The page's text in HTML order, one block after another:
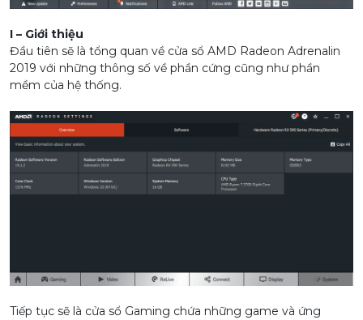
I – Giới thiệu
Đầu tiên sẽ là tổng quan về cửa sổ AMD Radeon Adrenalin
2019 với những thông số về phần cứng cũng như phần
mềm của hệ thống.
Tiếp tục sẽ là cửa sổ Gaming chứa những game và ứng